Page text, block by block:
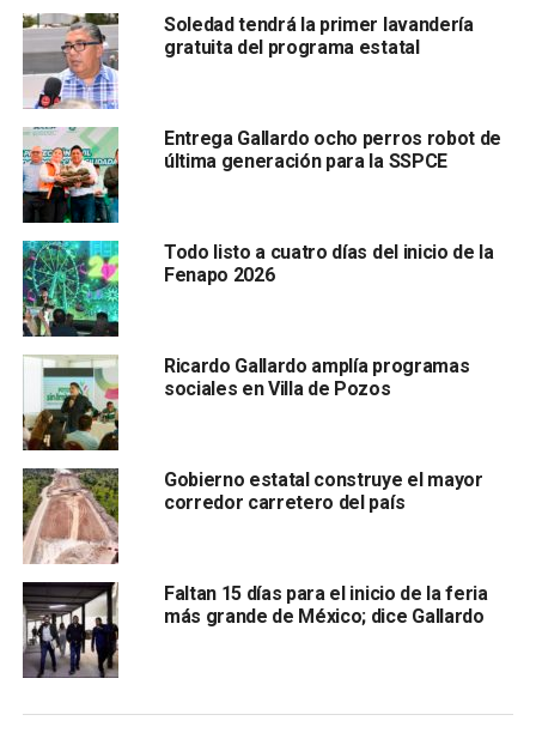
acompañó al gobernador delEstado, Ricardo Gallardo
Cardonay a diversas autoridades estatales durante el
corte de listón inaugural del evento, que congrega a más
asistencia de más de 3,500 visitantes y se consolida
como una de las plataformas más importantes del país
para promover la manufactura, la logística, la innovación y
la agroindustria.
Rivera Acevedo destacó que la
2025
representa un punto de encuentro estratégico para el
intercambio de ideas, la generación de nuevas
oportunidades de negocio y la consolidación de redes de
colaboración entre los sectores público y privado, ya que,
la Expo Industrial 2025 fortalece la confianza de
Soledad tendrá la primer lavandería
gratuita del programa estatal
Entrega Gallardo ocho perros robot de
última generación para la SSPCE
Todo listo a cuatro días del inicio de la
Fenapo 2026
Ricardo Gallardo amplía programas
sociales en Villa de Pozos
Gobierno estatal construye el mayor
corredor carretero del país
Faltan 15 días para el inicio de la feria
más grande de México; dice Gallardo